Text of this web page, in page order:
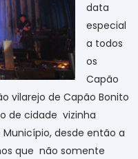
data
especial
a todos
os
Capão
vilarejo de Capão Bonito
de cidade vizinha
desde então a
que não somente